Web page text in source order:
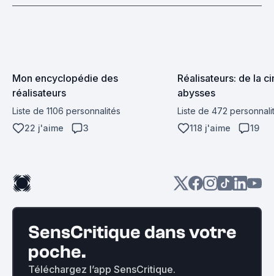
Mon encyclopédie des
réalisateurs
Liste de 1106 personnalités
22 j'aime
3
Réalisateurs: de la
abysses
Liste de 472
118 j'aime
19
SensCritique dans votre
poche.
Téléchargez l’app SensCritique.